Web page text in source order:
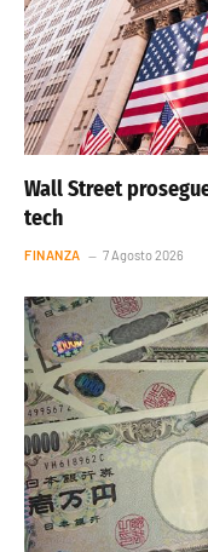
Wall Street
tech
FINANZA 7 Agosto 2026